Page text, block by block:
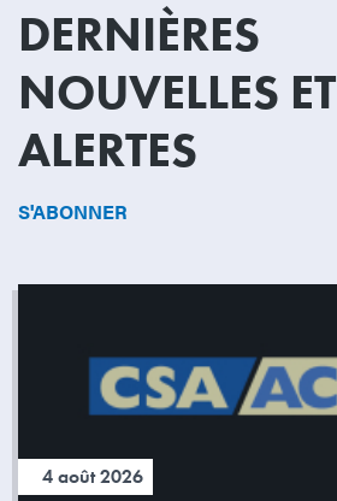
DERNIÈRES
NOUVELLES ET
ALERTES
S'ABONNER
4 août 2026